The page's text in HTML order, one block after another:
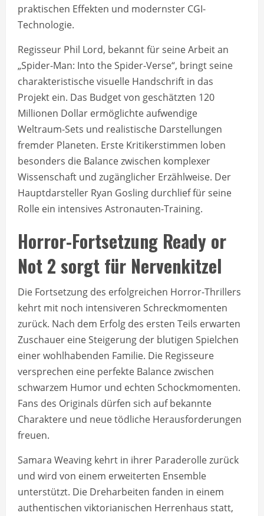
praktischen Effekten und modernster CGI-
Technologie.
Regisseur Phil Lord, bekannt für seine Arbeit an
„Spider-Man: Into the Spider-Verse“, bringt seine
charakteristische visuelle Handschrift in das
Projekt ein. Das Budget von geschätzten 120
Millionen Dollar ermöglichte aufwendige
Weltraum-Sets und realistische Darstellungen
fremder Planeten. Erste Kritikerstimmen loben
besonders die Balance zwischen komplexer
Wissenschaft und zugänglicher Erzählweise. Der
Hauptdarsteller Ryan Gosling durchlief für seine
Rolle ein intensives Astronauten-Training.
Horror-Fortsetzung Ready or
Not 2 sorgt für Nervenkitzel
Die Fortsetzung des erfolgreichen Horror-Thrillers
kehrt mit noch intensiveren Schreckmomenten
zurück. Nach dem Erfolg des ersten Teils erwarten
Zuschauer eine Steigerung der blutigen Spielchen
einer wohlhabenden Familie. Die Regisseure
versprechen eine perfekte Balance zwischen
schwarzem Humor und echten Schockmomenten.
Fans des Originals dürfen sich auf bekannte
Charaktere und neue tödliche Herausforderungen
freuen.
Samara Weaving kehrt in ihrer Paraderolle zurück
und wird von einem erweiterten Ensemble
unterstützt. Die Dreharbeiten fanden in einem
authentischen viktorianischen Herrenhaus statt,